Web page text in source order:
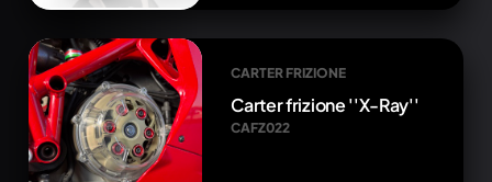
CARTER FRIZIONE
Carter frizione ''X-Ray''
CAFZ022